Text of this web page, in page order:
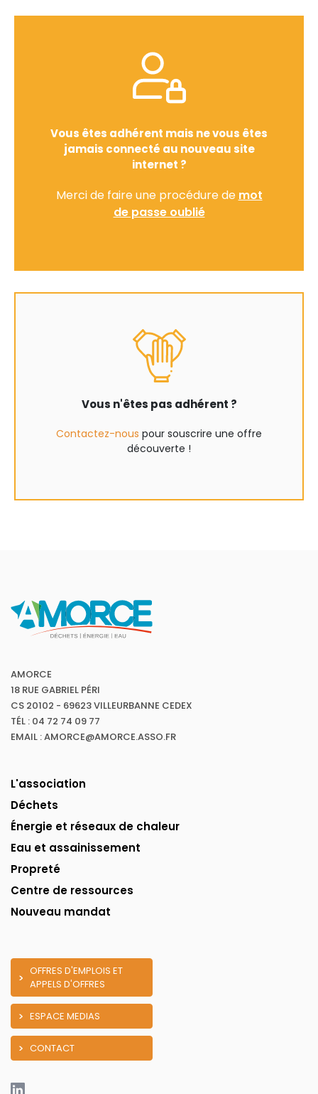
Vous êtes adhérent mais ne vous êtes
jamais connecté au nouveau site
internet ?
Merci de faire une procédure de mot
de passe oublié
Vous n'êtes pas adhérent ?
Contactez-nous pour souscrire une offre
découverte !
AMORCE
18 RUE GABRIEL PÉRI
CS 20102 - 69623 VILLEURBANNE CEDEX
TÉL : 04 72 74 09 77
EMAIL : AMORCE@AMORCE.ASSO.FR
L'association
Déchets
Énergie et réseaux de chaleur
Eau et assainissement
Propreté
Centre de ressources
Nouveau mandat
OFFRES D'EMPLOIS ET
APPELS D'OFFRES
ESPACE MEDIAS
CONTACT